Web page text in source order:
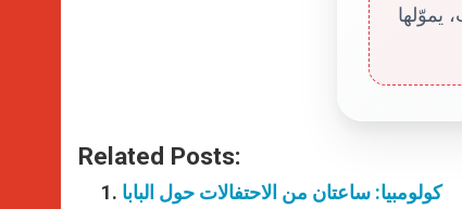
Related Posts:
كولومبيا: ساعتان من الاحتفالات حول البابا